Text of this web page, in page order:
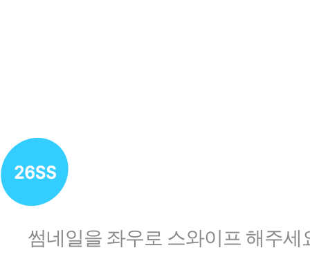
썸네일을 좌우로 스와이프 해주세